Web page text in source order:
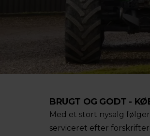
BRUGT OG GODT -
Med et stort nysalg
serviceret efter